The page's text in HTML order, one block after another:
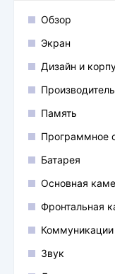
Обзор
Экран
Дизайн и
Память
Программное
Батарея
Основная
Фронтальная
Коммуникации
Звук